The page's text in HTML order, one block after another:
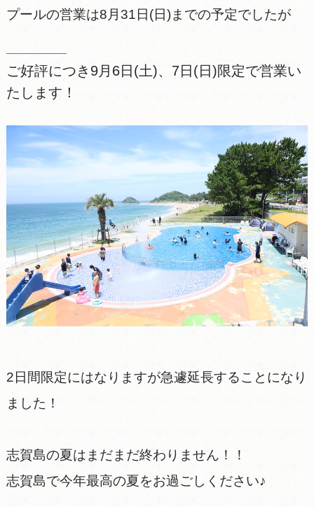
プールの営業は8月31日(日)までの予定でしたが
ご好評につき9月6日(土)、7日(日)限定で営業い
たします！
2日間限定にはなりますが急遽延長することになり
ました！
志賀島の夏はまだまだ終わりません！！
志賀島で今年最高の夏をお過ごしください♪